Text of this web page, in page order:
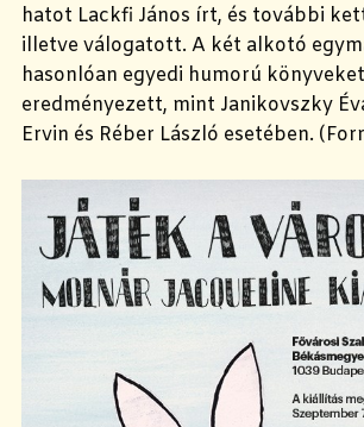
hatot Lackfi János írt, és további
illetve válogatott. A két alkotó
hasonlóan egyedi humorú könyveket
eredményezett, mint Janikovszky
Ervin és Réber László esetében.